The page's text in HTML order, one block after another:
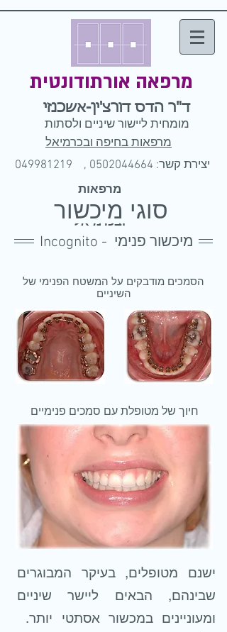
מרפאה אורתודונטית
ד"ר הדס דורצ'ין-אשכנזי
מרפאות בחיפה ובכרמיאל
יצירת קשר: 0502044664 ,
049981219
מרפאות
בחיפה
ובכרמיאל
סוגי מיכשור
Incognito - מיכשור פנימי
הסמכים מודבקים על המשטח הפנימי של
השיניים
חיוך של מטופלת עם סמכים פנימיים
ישנם מטופלים, בעיקר המבוגרים
שבינהם, הבאים ליישר שיניים
ומעוניינים במכשור אסתטי יותר.